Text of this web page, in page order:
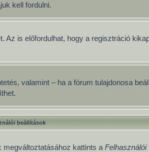
kell fordulni.
is előfordulhat, hogy a regisztráció
valamint – ha a fórum tulajdonosa
beállítások
megváltoztatásához kattints a Felhasználói